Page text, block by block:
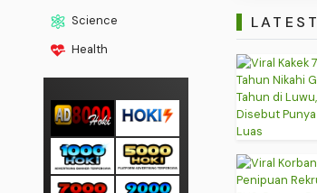
Science
Health
LATEST